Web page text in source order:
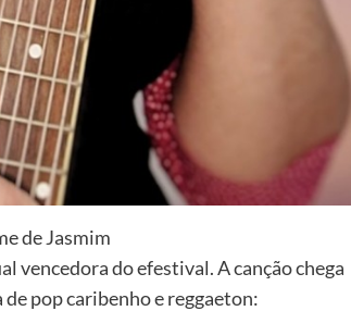
de Jasmim
vencedora do efestival. A canção chega
pop caribenho e reggaeton: